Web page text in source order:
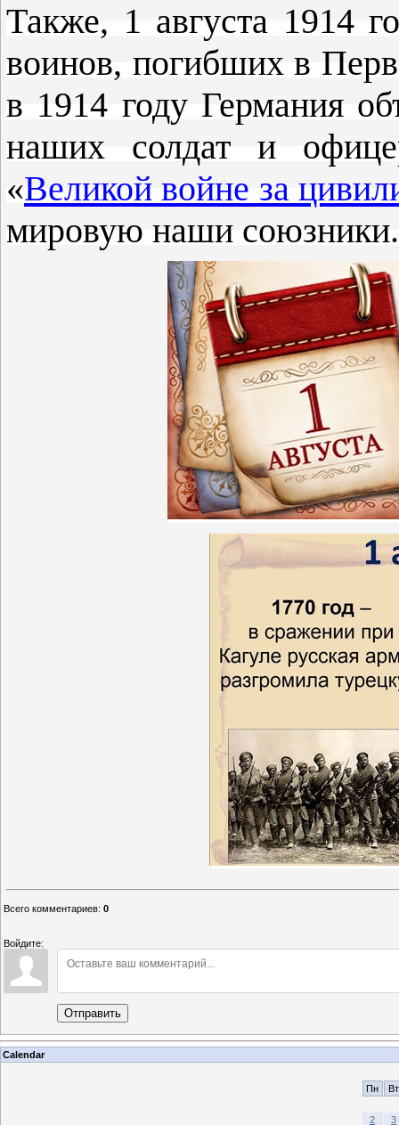
Также, 1 августа 1914
воинов, погибших в
в 1914 году Германия
наших солдат и
«Великой войне за
мировую наши союзники.
Всего комментариев: 0
Войдите:
Отправить
Calendar
Пн
Вт
2 3